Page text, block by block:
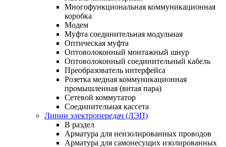
Многофункциональная коммуникационная
коробка
Модем
Муфта соединительная модульная
Оптическая муфта
Оптоволоконный монтажный шнур
Оптоволоконный соединительный кабель
Преобразователь интерфейса
Розетка медная коммуникационная
промышленная (витая пара)
Сетевой коммутатор
Соединительная кассета
Линии электропередач (ЛЭП)
В раздел
Арматура для неизолированных проводов
Арматура для самонесущих изолированных